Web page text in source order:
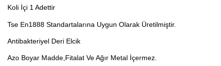
Koli İçi 1 Adettir
Tse En1888 Standartalarına Uygun Olarak Üretilmiştir.
Antibakteriyel Deri Elcik
Azo Boyar Madde,Fitalat Ve Ağır Metal İçermez.